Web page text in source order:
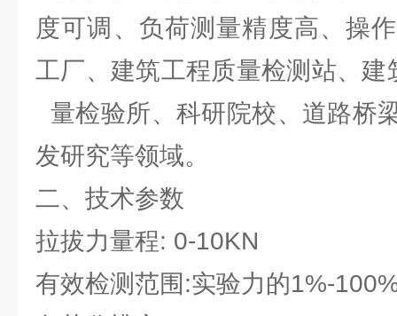
度可调、负荷测量精度高、操
工厂、建筑工程质量检测站
量检验所、科研院校、道路桥
发研究等领域。
二、技术参数
拉拔力量程: 0-10KN
有效检测范围:实验力的1%-